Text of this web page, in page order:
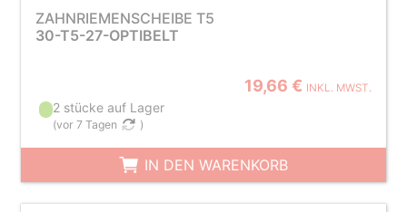
ZAHNRIEMENSCHEIBE T5
30-T5-27-OPTIBELT
19,66 € INKL. MWST.
2 stücke auf Lager
(vor 7 Tagen )
IN DEN WARENKORB